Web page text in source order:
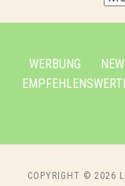
WERBUNG
COPYRIGHT © 2026